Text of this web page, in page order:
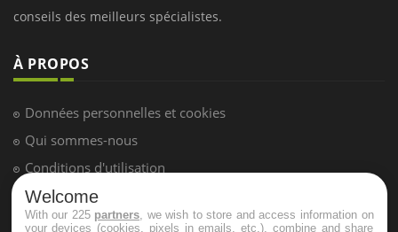
conseils des meilleurs spécialistes.
À PROPOS
Données personnelles et cookies
Qui sommes-nous
Conditions d'utilisation
Plan du site
Mentions Légales
Welcome
With our 225 partners , we wish to store and access information on
your devices (cookies, pixels in emails, etc.), combine and share